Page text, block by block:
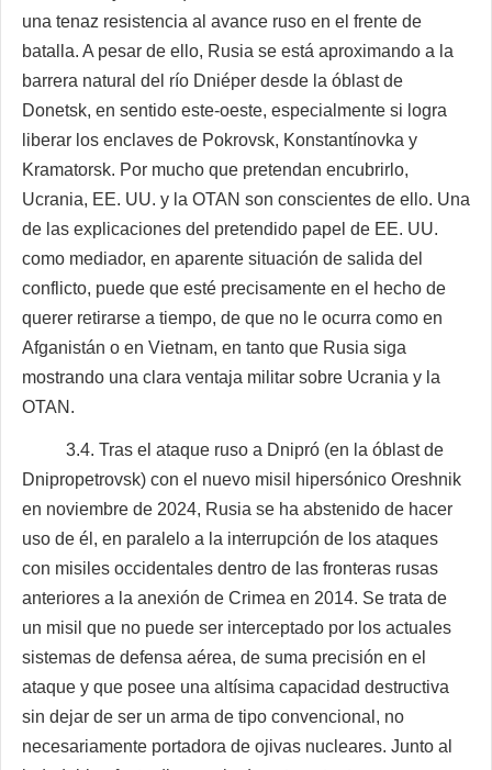
una tenaz resistencia al avance ruso en el frente de
batalla. A pesar de ello, Rusia se está aproximando a la
barrera natural del río Dniéper desde la óblast de
Donetsk, en sentido este-oeste, especialmente si logra
liberar los enclaves de Pokrovsk, Konstantínovka y
Kramatorsk. Por mucho que pretendan encubrirlo,
Ucrania, EE. UU. y la OTAN son conscientes de ello. Una
de las explicaciones del pretendido papel de EE. UU.
como mediador, en aparente situación de salida del
conflicto, puede que esté precisamente en el hecho de
querer retirarse a tiempo, de que no le ocurra como en
Afganistán o en Vietnam, en tanto que Rusia siga
mostrando una clara ventaja militar sobre Ucrania y la
OTAN.
3.4. Tras el ataque ruso a Dnipró (en la óblast de
Dnipropetrovsk) con el nuevo misil hipersónico Oreshnik
en noviembre de 2024, Rusia se ha abstenido de hacer
uso de él, en paralelo a la interrupción de los ataques
con misiles occidentales dentro de las fronteras rusas
anteriores a la anexión de Crimea en 2014. Se trata de
un misil que no puede ser interceptado por los actuales
sistemas de defensa aérea, de suma precisión en el
ataque y que posee una altísima capacidad destructiva
sin dejar de ser un arma de tipo convencional, no
necesariamente portadora de ojivas nucleares. Junto al